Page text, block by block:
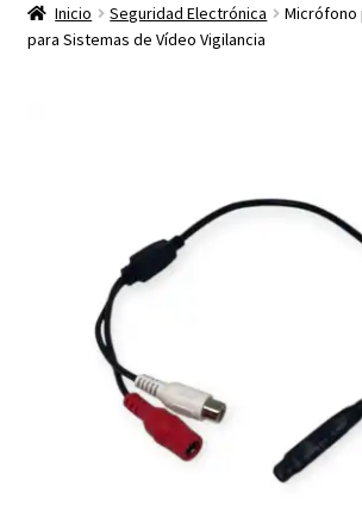
productos
Inicio Seguridad Electrónica
Micrófono
para Sistemas de Vídeo Vigilancia